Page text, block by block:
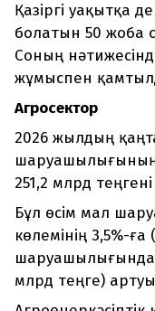
Қазіргі уақытқа
болатын 50 жоба
Соның
жұмыспен
Агросектор
2026 жылдың
шаруашылығының
251,2 млрд
Бұл өсім мал
көлемінің 3,5%-
млрд теңге)